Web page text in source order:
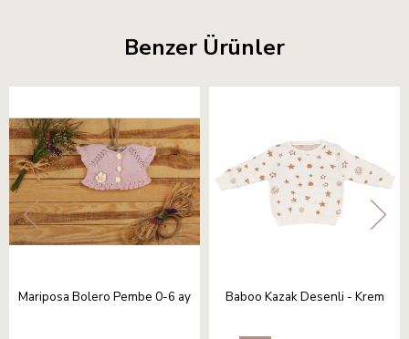
Benzer Ürünler
Mariposa Bolero Pembe 0-6 ay Baboo Kazak Desenli - Krem